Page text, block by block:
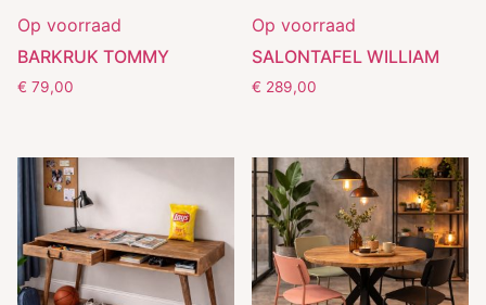
Op voorraad
BARKRUK TOMMY
€ 79,00
Op voorraad
SALONTAFEL WILLIAM
€ 289,00